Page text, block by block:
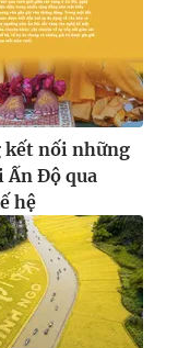
có sự chấp
khi phát hành lại
kết nối những
Ấn Độ qua
hệ